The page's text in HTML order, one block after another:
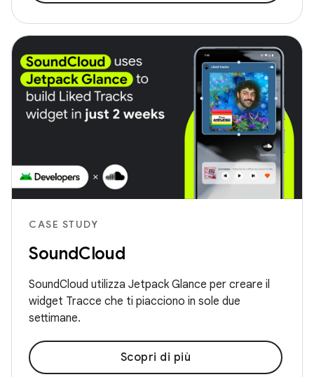
CASE STUDY
SoundCloud
SoundCloud utilizza Jetpack Glance per creare il
widget Tracce che ti piacciono in sole due
settimane.
Scopri di più